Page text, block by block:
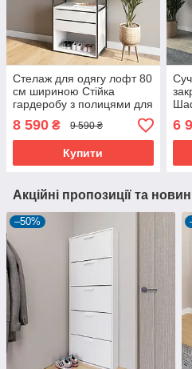
Стелаж для одягу лофт 80
см шириною Стійка
гардеробу з полицями для
взуття та головних уборів
8 590 ₴ 9 590 ₴
Купити
6
Акційні пропозиції та
–50%